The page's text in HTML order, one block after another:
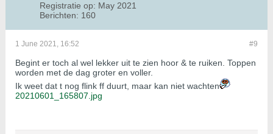
Registratie op: May 2021
Berichten: 160
#9
1 June 2021, 16:52
Begint er toch al wel lekker uit te zien hoor & te ruiken. Toppen
worden met de dag groter en voller.
Ik weet dat t nog flink ff duurt, maar kan niet wachten
20210601_165807.jpg